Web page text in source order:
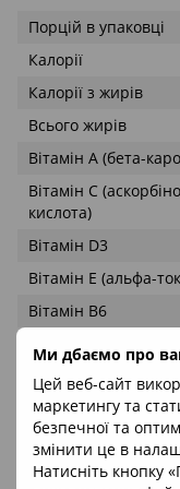
Ми дбаємо про
Цей веб-сайт
маркетингу та
безпечної та
змінити це в
Натисніть кнопку
Порцій в упаковці
Калорії
Калорії з жирів
Всього жирів
Вітамін А (бета-
Вітамін С
кислота)
Вітамін D3
Вітамін Е (альфа-
Вітамін В6
Цинк
Концентрований
жир
ЕПК